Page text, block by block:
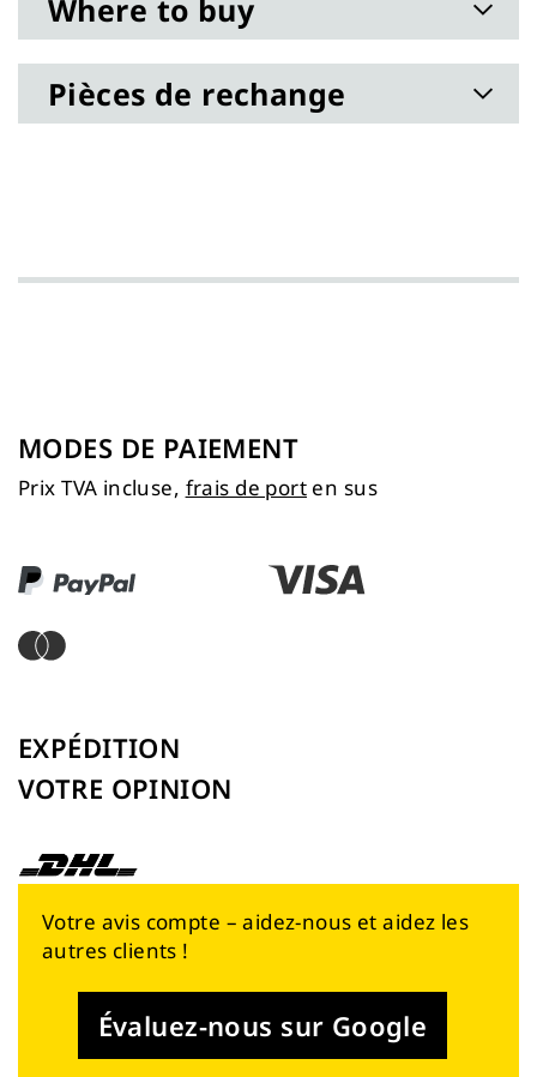
Where to buy
Pièces de rechange
MODES DE PAIEMENT
Prix TVA incluse, frais de port en sus
EXPÉDITION
VOTRE OPINION
Votre avis compte – aidez-nous et aidez les
autres clients !
Évaluez-nous sur Google